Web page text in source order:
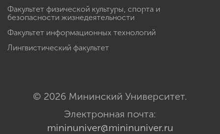
Факультет физической культуры, спорта и
безопасности жизнедеятельности
Факультет информационных технологий
Лингвистический факультет
© 2026 Мининский Университет.
Электронная почта:
mininuniver@mininuniver.ru